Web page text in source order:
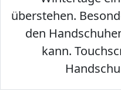
überstehen.
den
kann.